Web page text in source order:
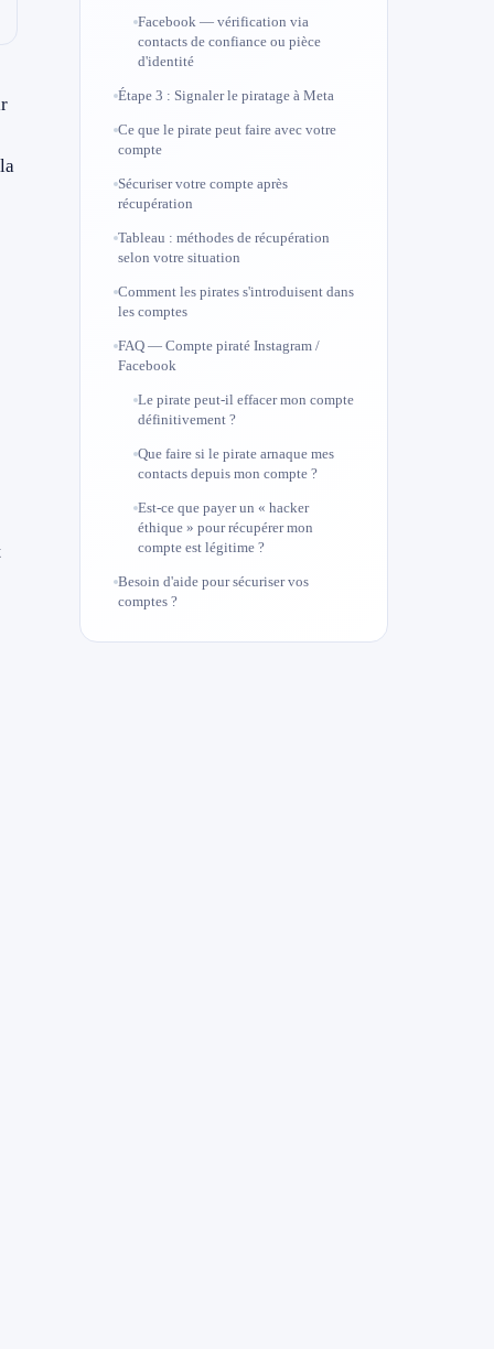
Facebook — vérification via
contacts de confiance ou pièce
d'identité
Étape 3 : Signaler le piratage à Meta
Ce que le pirate peut faire avec votre
compte
Sécuriser votre compte après
récupération
Tableau : méthodes de récupération
selon votre situation
Comment les pirates s'introduisent dans
les comptes
FAQ — Compte piraté Instagram /
Facebook
Le pirate peut-il effacer mon compte
définitivement ?
Que faire si le pirate arnaque mes
contacts depuis mon compte ?
Est-ce que payer un « hacker
éthique » pour récupérer mon
compte est légitime ?
Besoin d'aide pour sécuriser vos
comptes ?